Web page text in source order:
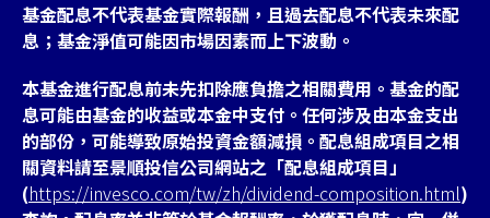
基金配息不代表基金實際報酬，且過去配息不代表未來配
息；基金淨值可能因市場因素而上下波動。
本基金進行配息前未先扣除應負擔之相關費用。基金的配
息可能由基金的收益或本金中支付。任何涉及由本金支出
的部份，可能導致原始投資金額減損。配息組成項目之相
關資料請至景順投信公司網站之「配息組成項目」
(https://invesco.com/tw/zh/dividend-composition.html)